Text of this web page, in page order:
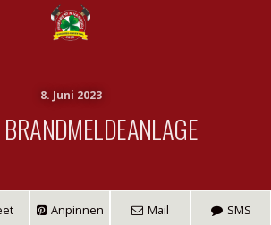
8. Juni 2023
BRANDMELDEANLAGE
Anpinnen Mail SMS